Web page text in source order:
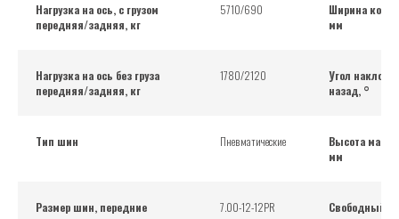
Нагрузка на ось, с грузом
передняя/задняя, кг
5710/690
Ширина
мм
Нагрузка на ось без груза
передняя/задняя, кг
1780/2120
Угол
назад, °
Тип шин Пневматические
Высота
мм
Размер шин, передние 7.00-12-12PR Свободный